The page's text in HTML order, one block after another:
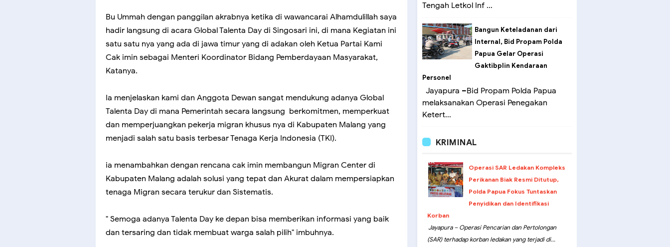
Bu Ummah dengan panggilan akrabnya ketika di wawancarai Alhamdulillah saya
hadir langsung di acara Global Talenta Day di Singosari ini, di mana Kegiatan ini
satu satu nya yang ada di jawa timur yang di adakan oleh Ketua Partai Kami
Cak imin sebagai Menteri Koordinator Bidang Pemberdayaan Masyarakat,
Katanya.
Ia menjelaskan kami dan Anggota Dewan sangat mendukung adanya Global
Talenta Day di mana Pemerintah secara langsung berkomitmen, memperkuat
dan memperjuangkan pekerja migran khusus nya di Kabupaten Malang yang
menjadi salah satu basis terbesar Tenaga Kerja Indonesia (TKI).
ia menambahkan dengan rencana cak imin membangun Migran Center di
Kabupaten Malang adalah solusi yang tepat dan Akurat dalam mempersiapkan
tenaga Migran secara terukur dan Sistematis.
" Semoga adanya Talenta Day ke depan bisa memberikan informasi yang baik
dan tersaring dan tidak membuat warga salah pilih" imbuhnya.
Tengah Letkol Inf ...
Bangun Keteladanan dari
Internal, Bid Propam Polda
Papua Gelar Operasi
Gaktibplin Kendaraan
Personel
Jayapura –Bid Propam Polda Papua
melaksanakan Operasi Penegakan
Ketert...
KRIMINAL
Operasi SAR Ledakan Kompleks
Perikanan Biak Resmi Ditutup,
Polda Papua Fokus Tuntaskan
Penyidikan dan Identifikasi
Korban
Jayapura – Operasi Pencarian dan Pertolongan
(SAR) terhadap korban ledakan yang terjadi di...